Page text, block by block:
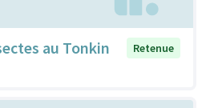
au Tonkin
Retenue